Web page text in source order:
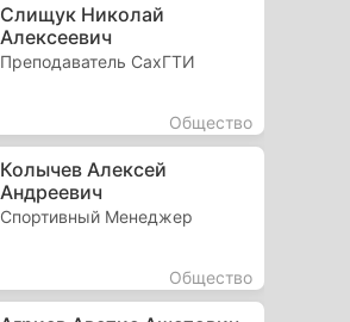
Слищук Николай
Алексеевич
Преподаватель СахГТИ
Общество
Колычев Алексей
Андреевич
Спортивный Менеджер
Общество